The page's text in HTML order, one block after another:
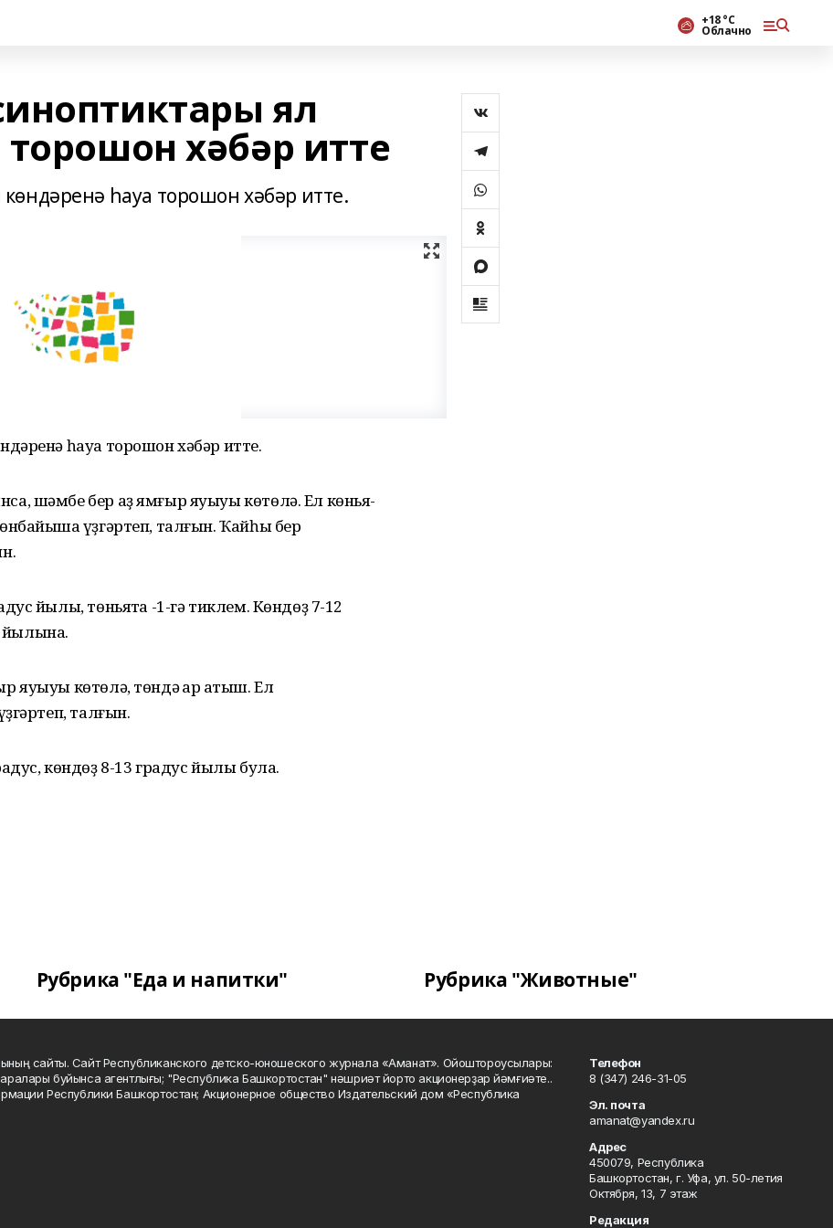
+18 °С
Облачно
ял
хәбәр итте
һауа торошон хәбәр итте.
һауа торошон хәбәр итте.
шәмбе бер аҙ ямғыр яуыуы көтөлә. Ел көньяҡ-
үҙгәртеп, талғын. Ҡайһы бер
йылы, төньяҡта -1-гә тиклем. Көндөҙ 7-12
йылына.
көтөлә, төндә ҡар ҡатыш. Ел
талғын.
көндөҙ 8-13 градус йылы була.
Рубрика "Еда и напитки" Рубрика "Животные"
сайты. Сайт Республиканского детско-юношеского журнала «Аманат». Ойоштороусылары:
буйынса агентлығы; "Республика Башкортостан" нәшриәт йорто акционерҙар йәмғиәте..
Республики Башкортостан; Акционерное общество Издательский дом «Республика
Телефон
8 (347) 246-31-05
Эл. почта
amanat@yandex.ru
Адрес
450079, Республика
Башкортостан, г. Уфа, ул. 50-летия
Октября, 13, 7 этаж
Редакция